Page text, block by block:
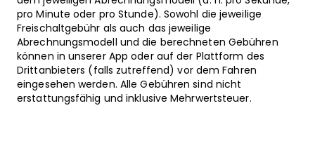
pro Minute oder pro Stunde). Sowohl die jeweilige
Freischaltgebühr als auch das jeweilige
Abrechnungsmodell und die berechneten Gebühren
können in unserer App oder auf der Plattform des
Drittanbieters (falls zutreffend) vor dem Fahren
eingesehen werden. Alle Gebühren sind nicht
erstattungsfähig und inklusive Mehrwertsteuer.